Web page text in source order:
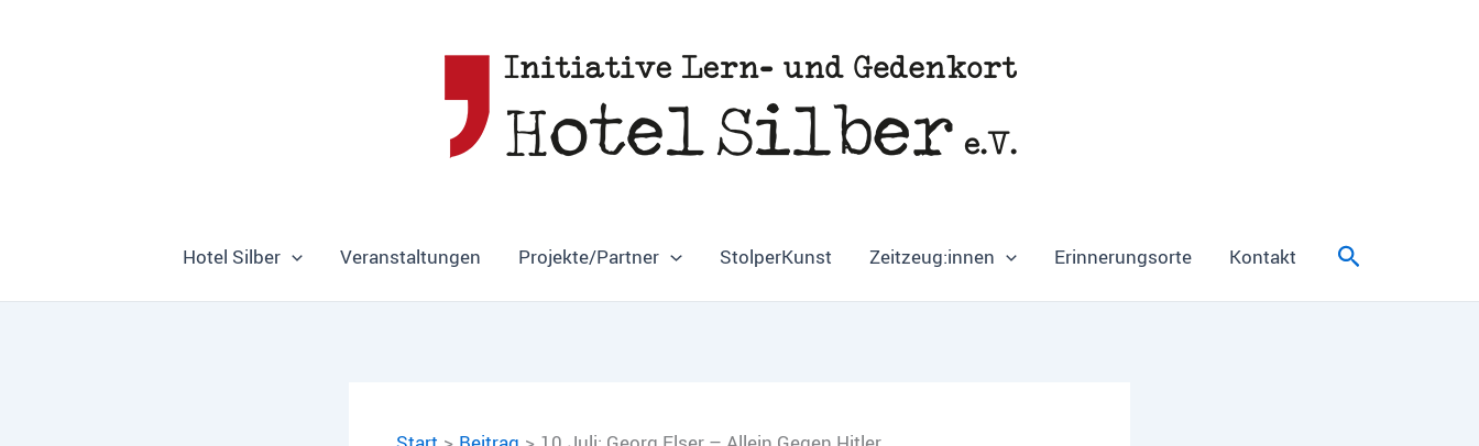
Hotel Silber Veranstaltungen Projekte/Partner StolperKunst Zeitzeug:innen Erinnerungsorte Kontakt Suchen